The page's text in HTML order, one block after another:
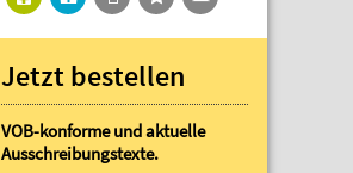
Jetzt bestellen
VOB-konforme und aktuelle
Ausschreibungstexte.